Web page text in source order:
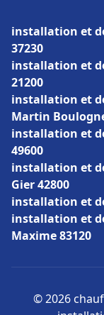
installation et
37230
installation et
21200
installation et
Martin
installation et
49600
installation et
Gier 42800
installation et
installation et
Maxime 83120
© 2026